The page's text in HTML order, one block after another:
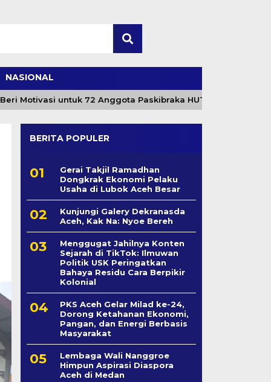
NASIONAL
untuk 72 Anggota Paskibraka HUT ke-81 RI
BERITA POPULER
Gerai Takjil Ramadhan
Dongkrak Ekonomi Pelaku
Usaha di Lubok Aceh Besar
Kunjungi Galery Dekranasda
Aceh, Kak Na: Nyoe Bereh
Menggugat Jahilnya Konten
Sejarah di TikTok: Ilmuwan
Politik USK Peringatkan
Bahaya Residu Cara Berpikir
Kolonial
PKS Aceh Gelar Milad ke-24,
Dorong Ketahanan Ekonomi,
Pangan, dan Energi Berbasis
Masyarakat
Lembaga Wali Nanggroe
Himpun Aspirasi Diaspora
Aceh di Medan